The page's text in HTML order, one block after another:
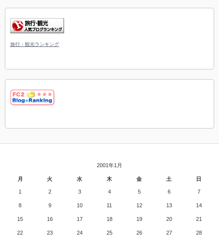
旅行・観光ランキング
2001年1月
月 火 水 木 金 土 日
1 2 3 4 5 6 7
8 9 10 11 12 13 14
15 16 17 18 19 20 21
22 23 24 25 26 27 28